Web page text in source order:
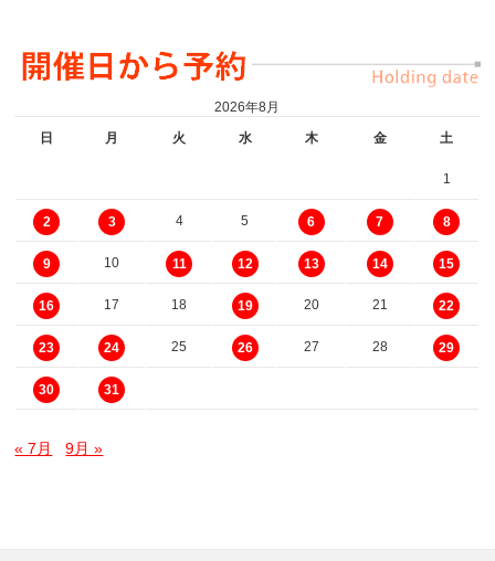
2026年8月
日
月 火 水 木 金 土
1
2 3 4 5 6 7 8
9 10 11 12 13 14 15
16 17 18 19 20 21 22
23 24 25 26 27 28 29
30 31
« 7月 9月 »